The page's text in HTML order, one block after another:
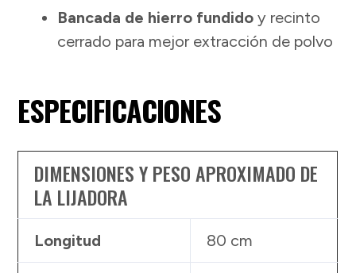
Bancada de hierro fundido y recinto
cerrado para mejor extracción de polvo
ESPECIFICACIONES
DIMENSIONES Y PESO APROXIMADO DE
LA LIJADORA
Longitud 80 cm